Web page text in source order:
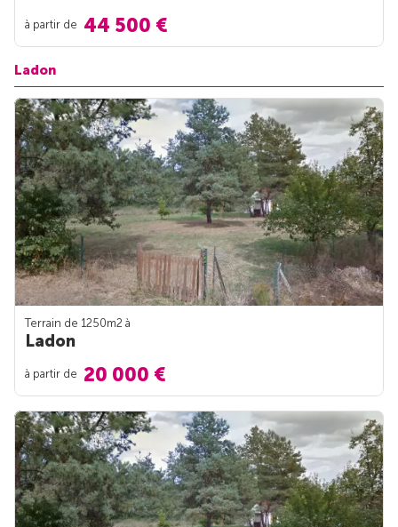
à partir de 44 500 €
Ladon
Terrain de 1250m2 à
Ladon
à partir de 20 000 €